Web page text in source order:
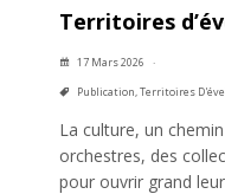
Territoires
17 Mars 2026
Publication,Territoires
La culture, un
orchestres, des
pour ouvrir grand